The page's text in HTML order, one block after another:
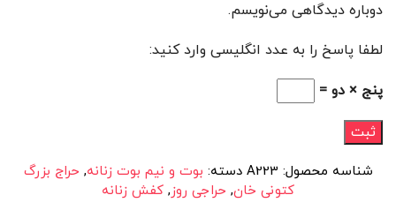
دوباره دیدگاهی می‌نویسم.
لطفا پاسخ را به عدد انگلیسی وارد کنید:
پنج × دو =
شناسه محصول: A223 دسته: بوت و نیم بوت زنانه, حراج بزرگ
کتونی خان, حراجی روز, کفش زنانه